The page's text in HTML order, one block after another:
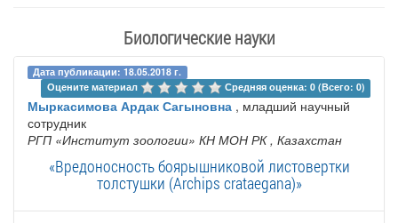
Биологические науки
Дата публикации: 18.05.2018 г.
Оцените материал
Средняя оценка: 0 (Всего: 0)
Мыркасимова Ардак Сагыновна , младший научный
сотрудник
РГП «Институт зоологии» КН МОН РК , Казахстан
«Вредоносность боярышниковой листовертки
толстушки (Archips crataegana)»